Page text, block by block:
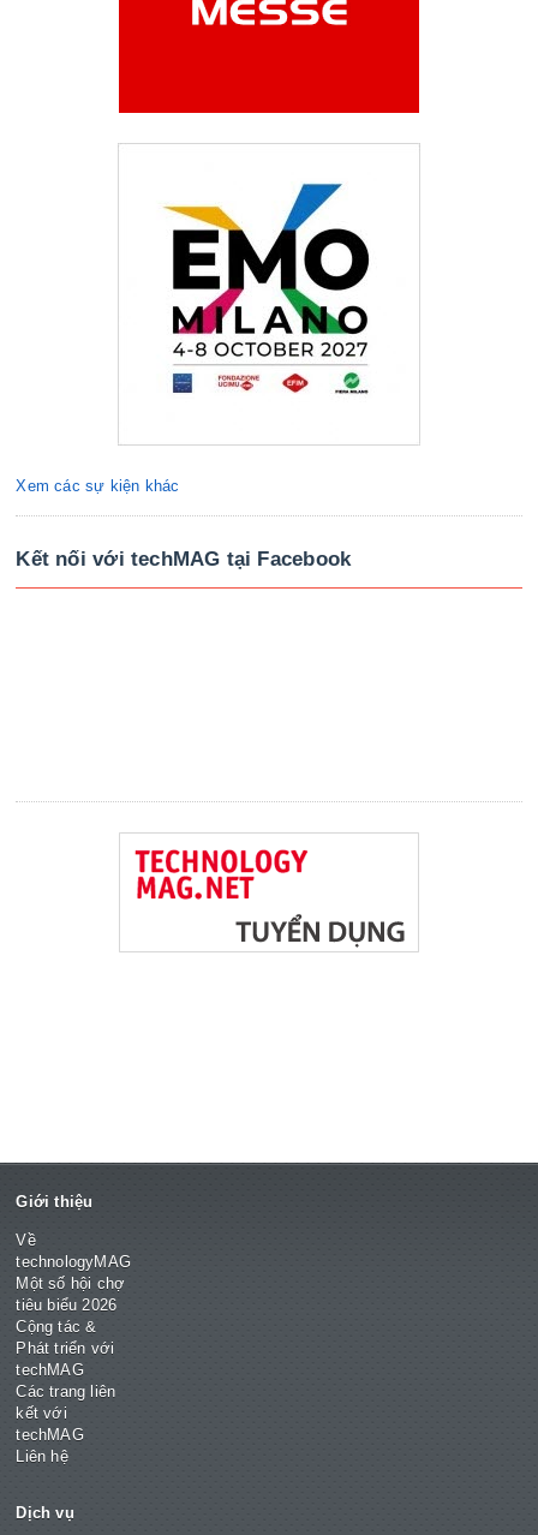
Xem các sự kiện khác
Kết nối với techMAG tại Facebook
Giới thiệu
Về
technologyMAG
Một số hội chợ
tiêu biểu 2026
Cộng tác &
Phát triển với
techMAG
Các trang liên
kết với
techMAG
Liên hệ
Dịch vụ